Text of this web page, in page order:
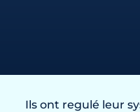
Ils ont regulé leur